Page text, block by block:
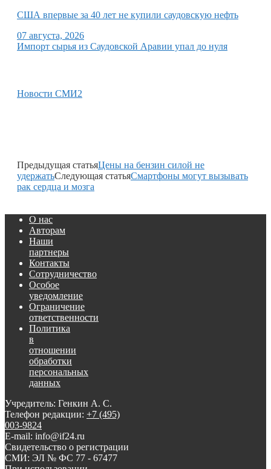
США впервые за 40 лет не купили саудовскую нефть
07 августа, 2026
Импорт сырья из Саудовской Аравии упал до нуля
Новости СМИ2
Предыдущая статьяЦены на бензин силой не
удержатьСледующая статьяСмартфоны могут вызывать
рак сердца и мозга
О нас
Авторам
Наши
партнеры
Контакты
Сотрудничество
Особое
уведомление
Ограничение
ответственности
Политика
в
отношении
обработки
персональных
данных
Учредитель: Генкин А. С.
Телефон редакции: +7 (495)
003-9824
E-mail: info@if24.ru
Свидетельство о регистрации
СМИ: ЭЛ № ФС 77 - 67477